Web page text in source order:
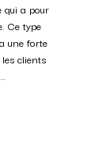
qui a pour
Ce type
une forte
clients